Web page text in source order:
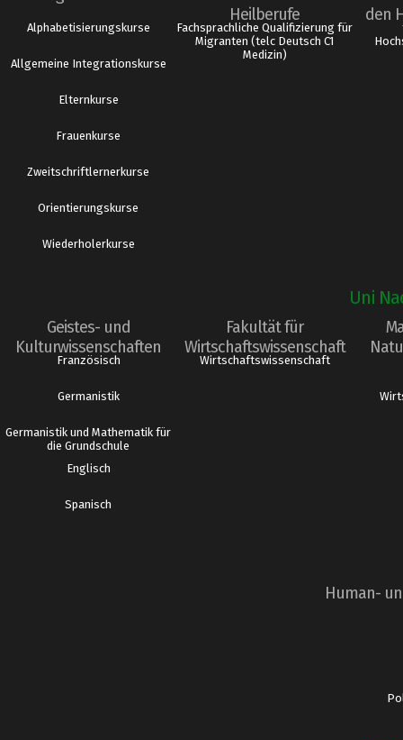
Alphabetisierungskurse
Allgemeine Integrationskurse
Elternkurse
Frauenkurse
Zweitschriftlernerkurse
Orientierungskurse
Wiederholerkurse
Heilberufe
Fachsprachliche Qualifizierung für
Migranten (telc Deutsch C1
Medizin)
den
Uni
Geistes- und
Kulturwissenschaften
Französisch
Germanistik
Germanistik und Mathematik für
die Grundschule
Englisch
Spanisch
Fakultät für
Wirtschaftswissenschaft
Wirtschaftswissenschaft
Human-